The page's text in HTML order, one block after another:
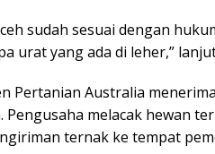
sudah sesuai dengan
urat yang ada di leher,”
Pertanian Australia
melacak hewan
ternak ke tempat